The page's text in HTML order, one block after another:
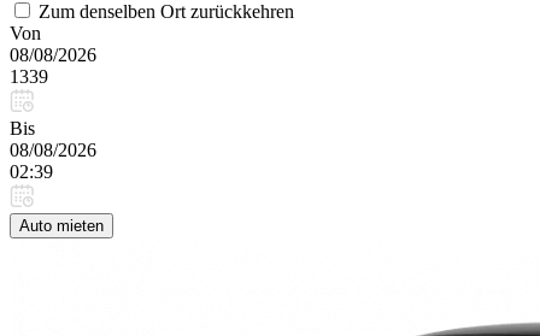
Zum denselben Ort zurückkehren
Von
08/08/2026
1339
Bis
08/08/2026
02:39
Auto mieten